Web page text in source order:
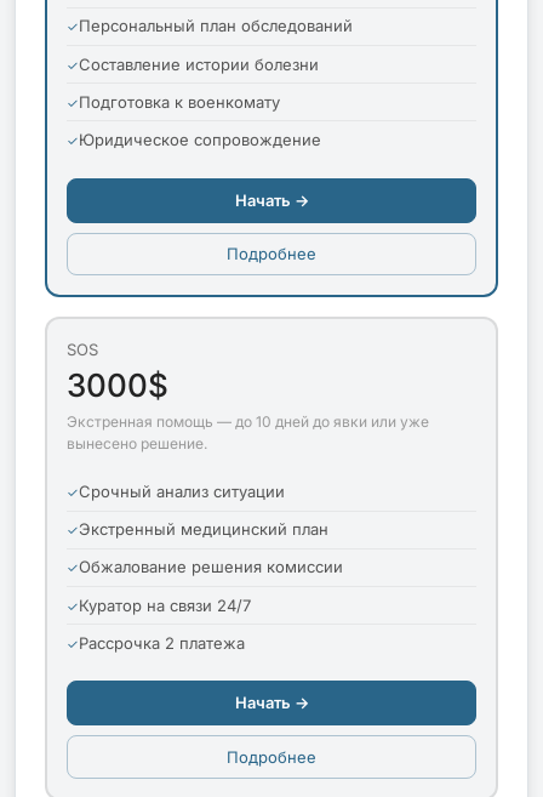
Персональный план обследований
Составление истории болезни
Подготовка к военкомату
Юридическое сопровождение
Начать →
Подробнее
SOS
3000$
Экстренная помощь — до 10 дней до явки или уже
вынесено решение.
Срочный анализ ситуации
Экстренный медицинский план
Обжалование решения комиссии
Куратор на связи 24/7
Рассрочка 2 платежа
Начать →
Подробнее